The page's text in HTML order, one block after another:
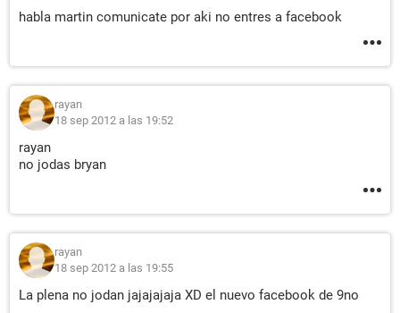
habla martin comunicate por aki no entres a facebook
rayan
18 sep 2012 a las 19:52
rayan
no jodas bryan
rayan
18 sep 2012 a las 19:55
La plena no jodan jajajajaja XD el nuevo facebook de 9no